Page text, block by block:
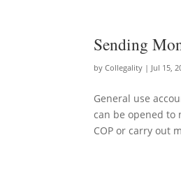
Sending
byCollegality | Jul 15,
General use
can be opened to
COP or carry out